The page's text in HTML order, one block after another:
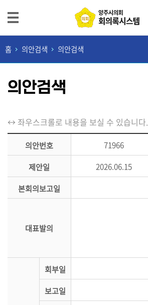
본문으로 바로가기
메인메뉴 바로가기
최
근
의
록
단
순
색
세
정
홈 의안검색 의안검색
의안검색
↔ 좌우스크롤로 내용을 보실 수 있습니다.
의안번호 71966
제안일
2026.06.15
본회의보고일
대표발의
회부일
보고일